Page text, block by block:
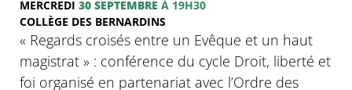
MERCREDI 30 SEPTEMBRE À 19H30
COLLÈGE DES BERNARDINS
« Regards croisés entre un Evêque et un haut
magistrat » : conférence du cycle Droit, liberté et
foi organisé en partenariat avec l’Ordre des